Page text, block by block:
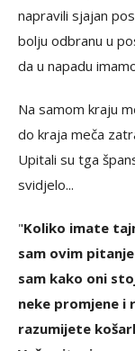
napravili sjajan
bolju odbranu u
da u napadu
Na samom kraju
do kraja meča
Upitali su tga
svidjelo...
"Koliko imate
sam ovim
sam kako oni
neke promjene i
razumijete